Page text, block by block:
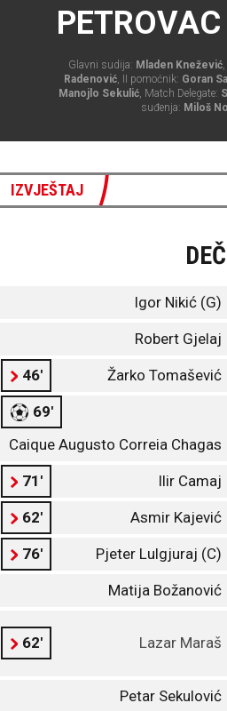
PETROVAC
Glavni sudija: Mladen Knežević
Radenović, II pomoćnik: Goran
Manojlo Sekulić, Match Delegate:
suđenja: Miloš
IZVJEŠTAJ
Igor Nikić (G)
Robert Gjelaj
46' Žarko Tomašević
69'
Caique Augusto Correia Chagas
71' Ilir Camaj
62' Asmir Kajević
76' Pjeter Lulgjuraj (C)
Matija Božanović
62' Lazar Maraš
Petar Sekulović